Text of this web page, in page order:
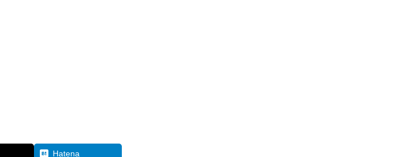
Hatena